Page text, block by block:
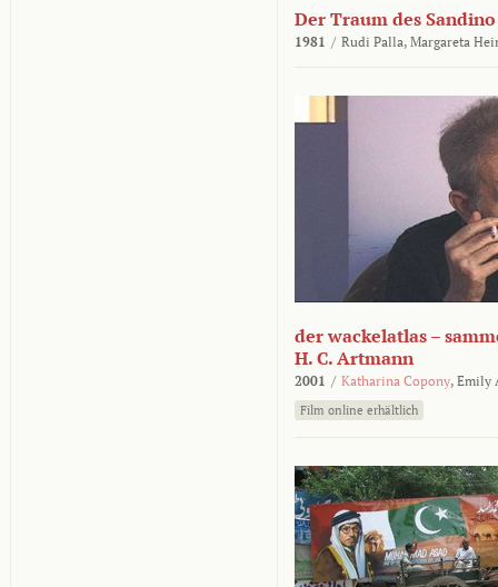
Der Traum des Sandino
1981 / Rudi Palla, Margareta
der wackelatlas –
H. C. Artmann
2001 / Katharina Copony, Emily
Film online erhältlich